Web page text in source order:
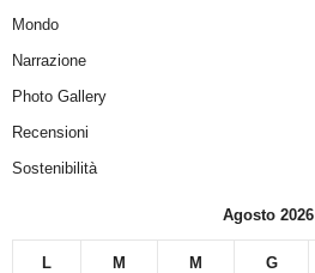
Mondo
Narrazione
Photo Gallery
Recensioni
Sostenibilità
Agosto 2026
L M M G